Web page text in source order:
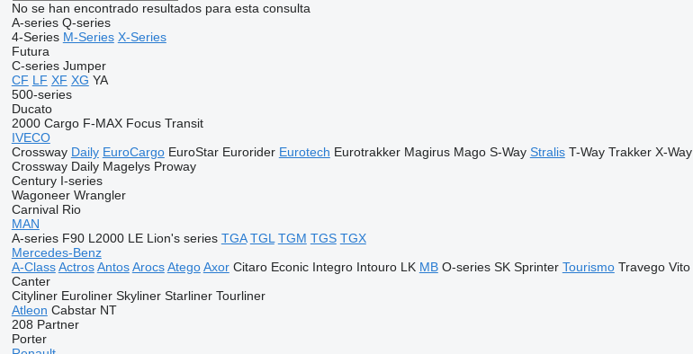
No se han encontrado resultados para esta consulta
A-series Q-series
4-Series M-Series X-Series
Futura
C-series Jumper
CF LF XF XG YA
500-series
Ducato
2000 Cargo F-MAX Focus Transit
IVECO
Crossway Daily EuroCargo EuroStar Eurorider Eurotech Eurotrakker Magirus Mago S-Way Stralis T-Way Trakker X-Way
Crossway Daily Magelys Proway
Century I-series
Wagoneer Wrangler
Carnival Rio
MAN
A-series F90 L2000 LE Lion's series TGA TGL TGM TGS TGX
Mercedes-Benz
A-Class Actros Antos Arocs Atego Axor Citaro Econic Integro Intouro LK MB O-series SK Sprinter Tourismo Travego Vito
Canter
Cityliner Euroliner Skyliner Starliner Tourliner
Atleon Cabstar NT
208 Partner
Porter